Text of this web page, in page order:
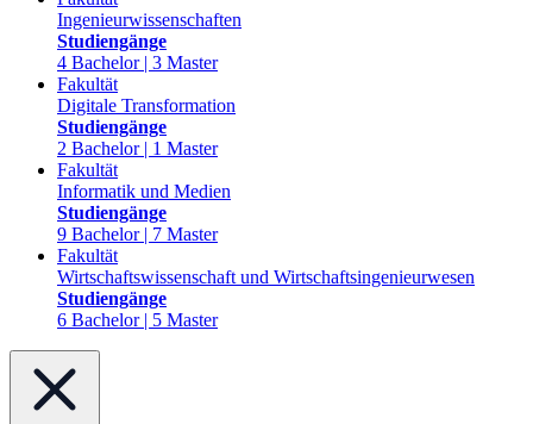
Ingenieurwissenschaften
Studiengänge
4 Bachelor | 3 Master
Fakultät
Digitale Transformation
Studiengänge
2 Bachelor | 1 Master
Fakultät
Informatik und Medien
Studiengänge
9 Bachelor | 7 Master
Fakultät
Wirtschaftswissenschaft und Wirtschaftsingenieurwesen
Studiengänge
6 Bachelor | 5 Master